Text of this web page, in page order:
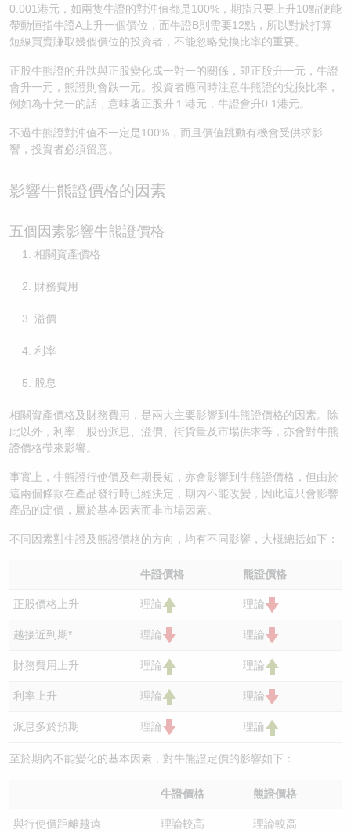
0.001港元，如兩隻牛證的對沖值都是100%，期指只要上升10點便能
帶動恒指牛證A上升一個價位，面牛證B則需要12點，所以對於打算
短線買賣賺取幾個價位的投資者，不能忽略兌換比率的重要。
正股牛熊證的升跌與正股變化成一對一的關係，即正股升一元，牛證
會升一元，熊證則會跌一元。投資者應同時注意牛熊證的兌換比率，
例如為十兌一的話，意味著正股升１港元，牛證會升0.1港元。
不過牛熊證對沖值不一定是100%，而且價值跳動有機會受供求影
響，投資者必須留意。
影響牛熊證價格的因素
五個因素影響牛熊證價格
相關資產價格
財務費用
溢價
利率
股息
相關資產價格及財務費用，是兩大主要影響到牛熊證價格的因素。除
此以外，利率、股份派息、溢價、街貨量及市場供求等，亦會對牛熊
證價格帶來影響。
事實上，牛熊證行使價及年期長短，亦會影響到牛熊證價格，但由於
這兩個條款在產品發行時已經決定，期內不能改變，因此這只會影響
產品的定價，屬於基本因素而非市場因素。
不同因素對牛證及熊證價格的方向，均有不同影響，大概總括如下：
牛證價格 熊證價格
正股價格上升 理論 理論
越接近到期* 理論 理論
財務費用上升 理論 理論
利率上升 理論 理論
派息多於預期 理論 理論
至於期內不能變化的基本因素，對牛熊證定價的影響如下：
牛證價格 熊證價格
與行使價距離越遠 理論較高 理論較高
認股證文件及公告 (瑞信)
牛熊證速算機
牛熊證文件及公告
即市板塊表現
ADR